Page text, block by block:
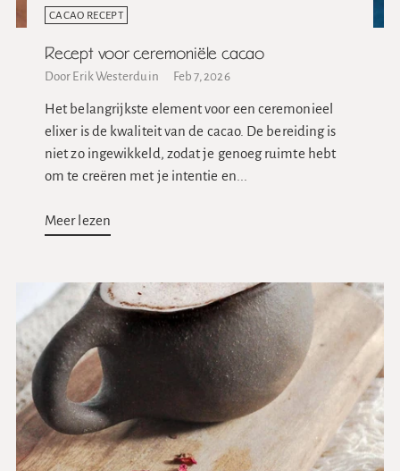
CACAO RECEPT
Recept voor ceremoniële cacao
Door Erik Westerduin Feb 7, 2026
Het belangrijkste element voor een ceremonieel
elixer is de kwaliteit van de cacao. De bereiding is
niet zo ingewikkeld, zodat je genoeg ruimte hebt
om te creëren met je intentie en...
Meer lezen